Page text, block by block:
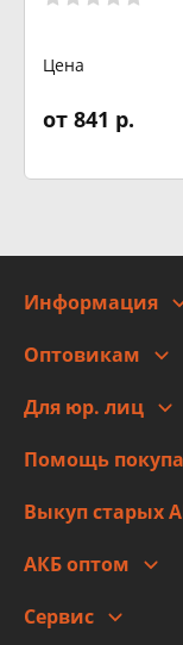
Цена
от 841 р.
Информация
Адреса
Новости
Правовая
Оптовикам
Для юр. лиц
Помощь
Оплата
Гарантии и возврат
Выкуп старых
АКБ оптом
Сервис